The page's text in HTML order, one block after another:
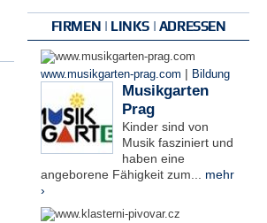
FIRMEN | LINKS | ADRESSEN
www.musikgarten-prag.com | Bildung
Musikgarten
Prag
Kinder sind von
Musik fasziniert und
haben eine
angeborene Fähigkeit zum... mehr
›